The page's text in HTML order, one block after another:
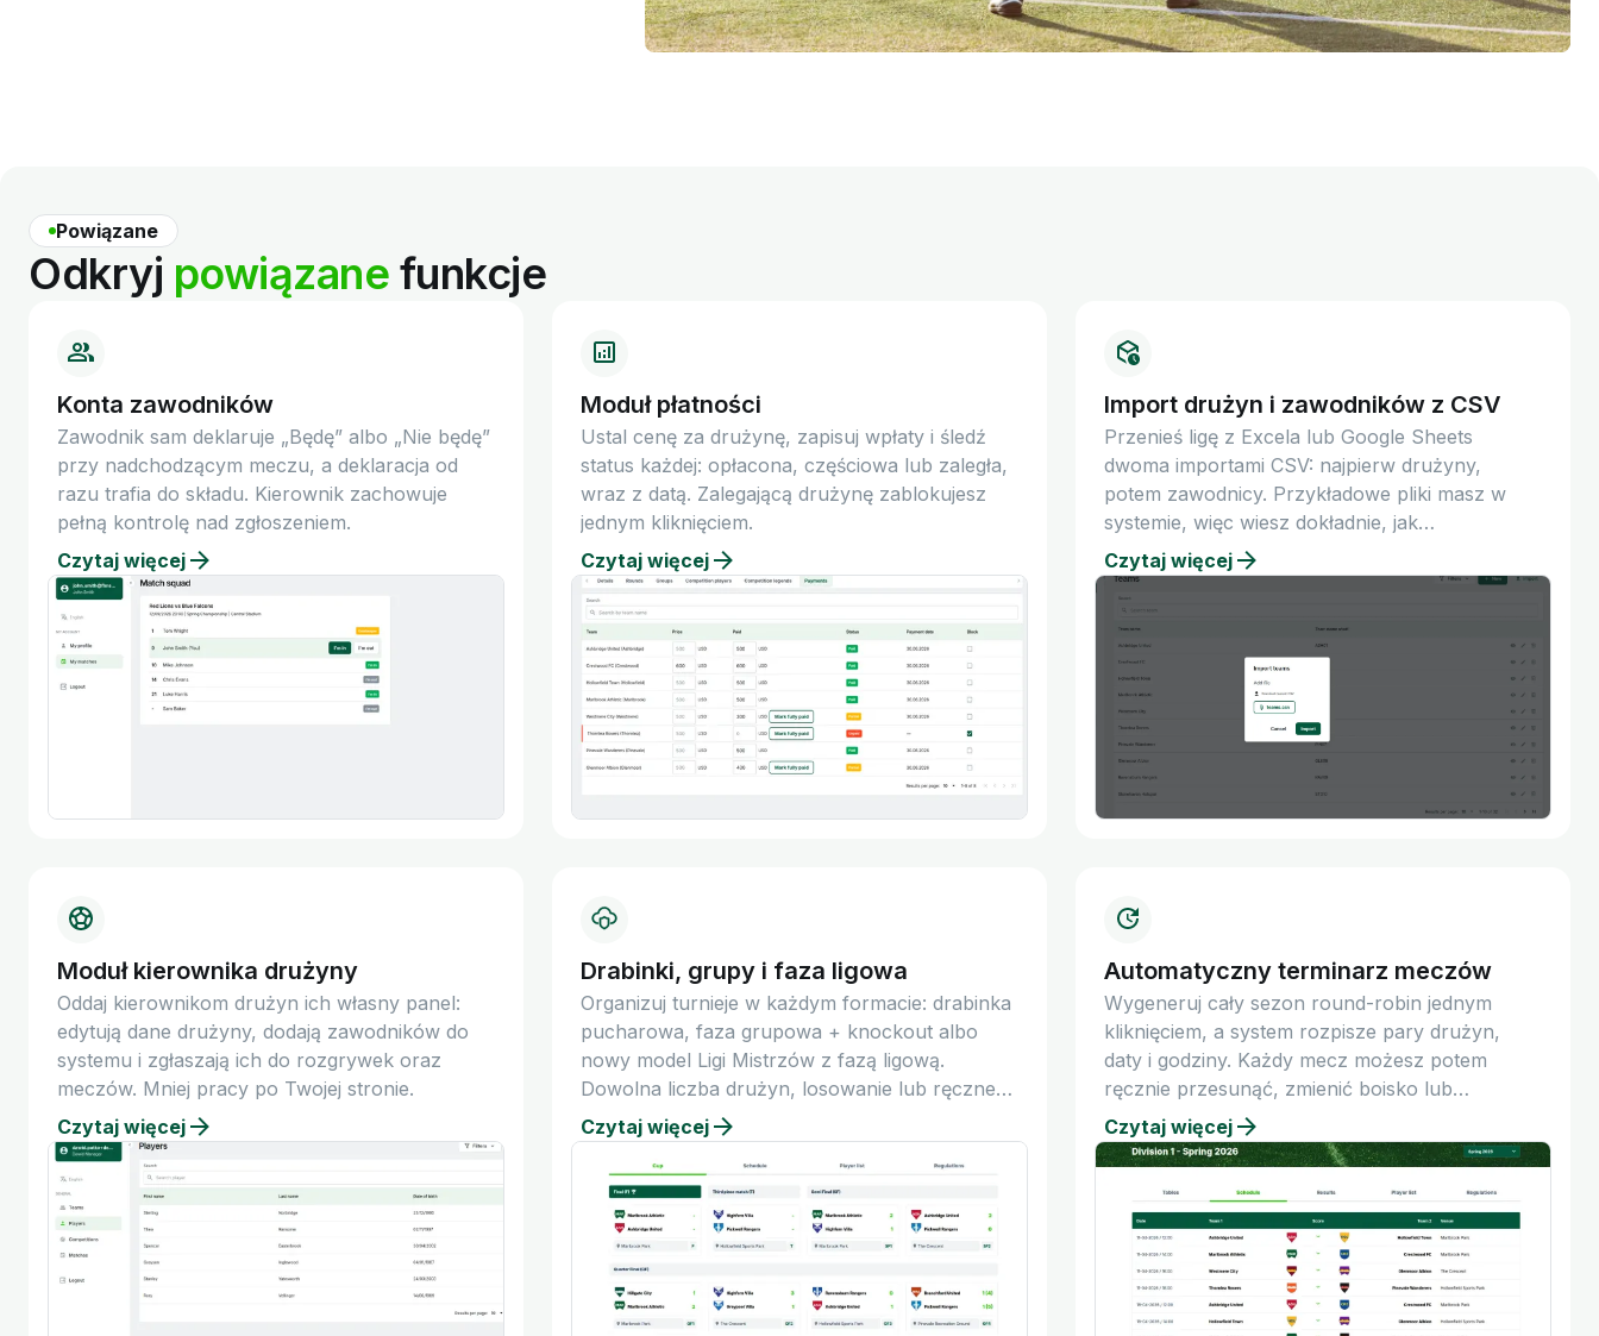
Powiązane
Odkryj powiązane funkcje
Konta zawodników
Zawodnik sam deklaruje „Będę” albo „Nie będę”
przy nadchodzącym meczu, a deklaracja od
razu trafia do składu. Kierownik zachowuje
pełną kontrolę nad zgłoszeniem.
Czytaj więcej
Moduł płatności
Ustal cenę za drużynę, zapisuj wpłaty i śledź
status każdej: opłacona, częściowa lub zaległa,
wraz z datą. Zalegającą drużynę zablokujesz
jednym kliknięciem.
Czytaj więcej
Import drużyn i zawodników z CSV
Przenieś ligę z Excela lub Google Sheets
dwoma importami CSV: najpierw drużyny,
potem zawodnicy. Przykładowe pliki masz w
systemie, więc wiesz dokładnie, jak
przygotować dane.
Czytaj więcej
Moduł kierownika drużyny
Oddaj kierownikom drużyn ich własny panel:
edytują dane drużyny, dodają zawodników do
systemu i zgłaszają ich do rozgrywek oraz
meczów. Mniej pracy po Twojej stronie.
Czytaj więcej
Drabinki, grupy i faza ligowa
Organizuj turnieje w każdym formacie: drabinka
pucharowa, faza grupowa + knockout albo
nowy model Ligi Mistrzów z fazą ligową.
Dowolna liczba drużyn, losowanie lub ręczne
rozstawienie, mecz o 3. miejsce.
Czytaj więcej
Automatyczny terminarz meczów
Wygeneruj cały sezon round-robin jednym
kliknięciem, a system rozpisze pary drużyn,
daty i godziny. Każdy mecz możesz potem
ręcznie przesunąć, zmienić boisko lub
przepisać.
Czytaj więcej